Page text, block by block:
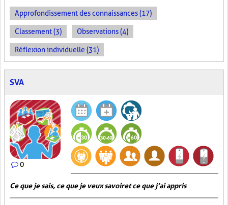
Approfondissement des connaissances (17)
Classement (3) Observations (4)
Réflexion individuelle (31)
SVA
0
Ce que je sais, ce que je veux savoir et ce que j’ai appris